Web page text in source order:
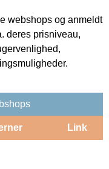
webshops og anmeldt
deres prisniveau,
Link